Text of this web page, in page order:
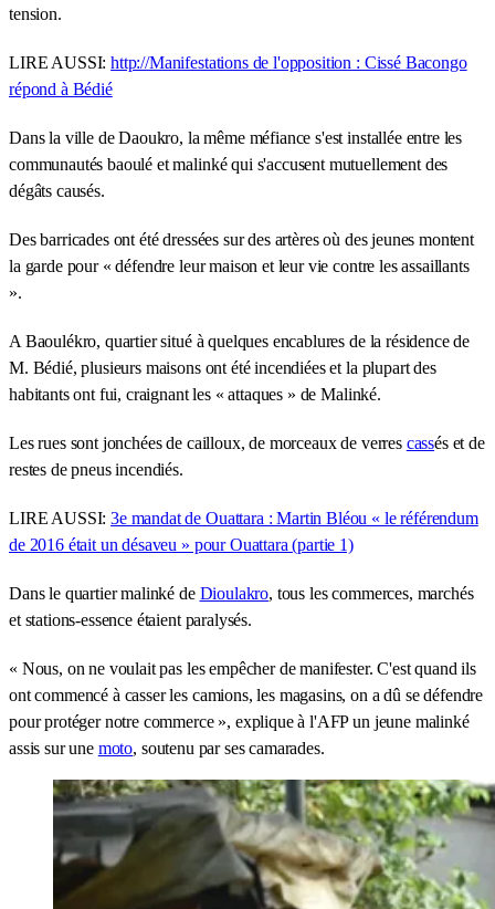
tension.
LIRE AUSSI:http://Manifestations de l'opposition : Cissé Bacongo
répond à Bédié
Dans la ville de Daoukro, la même méfiance s'est installée entre les
communautés baoulé et malinké qui s'accusent mutuellement des
dégâts causés.
Des barricades ont été dressées sur des artères où des jeunes montent
la garde pour « défendre leur maison et leur vie contre les assaillants
».
A Baoulékro, quartier situé à quelques encablures de la résidence de
M. Bédié, plusieurs maisons ont été incendiées et la plupart des
habitants ont fui, craignant les « attaques » de Malinké.
Les rues sont jonchées de cailloux, de morceaux de verres cassés et de
restes de pneus incendiés.
LIRE AUSSI:3e mandat de Ouattara : Martin Bléou « le référendum
de 2016 était un désaveu » pour Ouattara (partie 1)
Dans le quartier malinké de Dioulakro, tous les commerces, marchés
et stations-essence étaient paralysés.
« Nous, on ne voulait pas les empêcher de manifester. C'est quand ils
ont commencé à casser les camions, les magasins, on a dû se défendre
pour protéger notre commerce », explique à l'AFP un jeune malinké
assis sur une moto, soutenu par ses camarades.